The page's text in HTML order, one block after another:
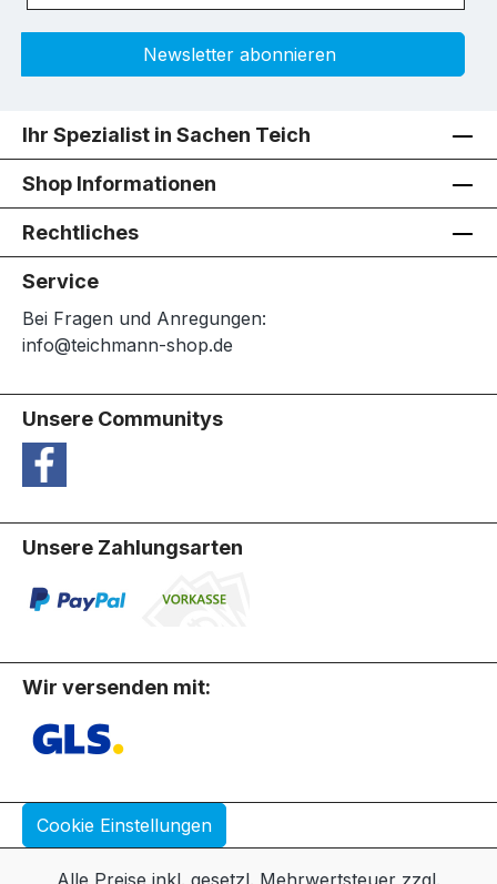
Newsletter abonnieren
Ihr Spezialist in Sachen Teich
Shop Informationen
Rechtliches
Service
Bei Fragen und Anregungen:
info@teichmann-shop.de
Unsere Communitys
Unsere Zahlungsarten
Wir versenden mit:
Cookie Einstellungen
Alle Preise inkl. gesetzl. Mehrwertsteuer zzgl.